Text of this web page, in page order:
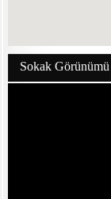
Sokak Görünümü